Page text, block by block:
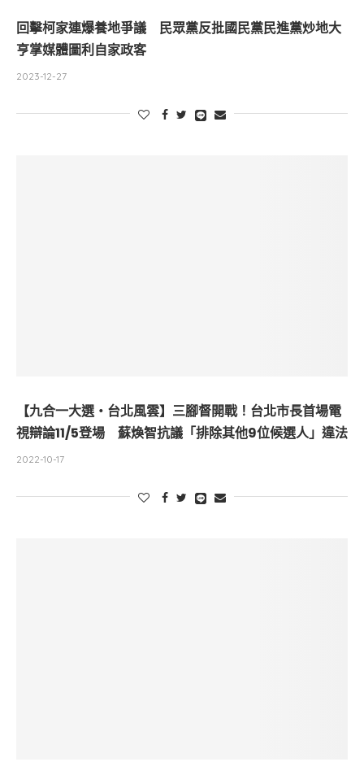
回擊柯家連爆養地爭議 民眾黨反批國民黨民進黨炒地大
亨掌媒體圖利自家政客
2023-12-27
【九合一大選・台北風雲】三腳督開戰！台北市長首場電
視辯論11/5登場 蘇煥智抗議「排除其他9位候選人」違法
2022-10-17